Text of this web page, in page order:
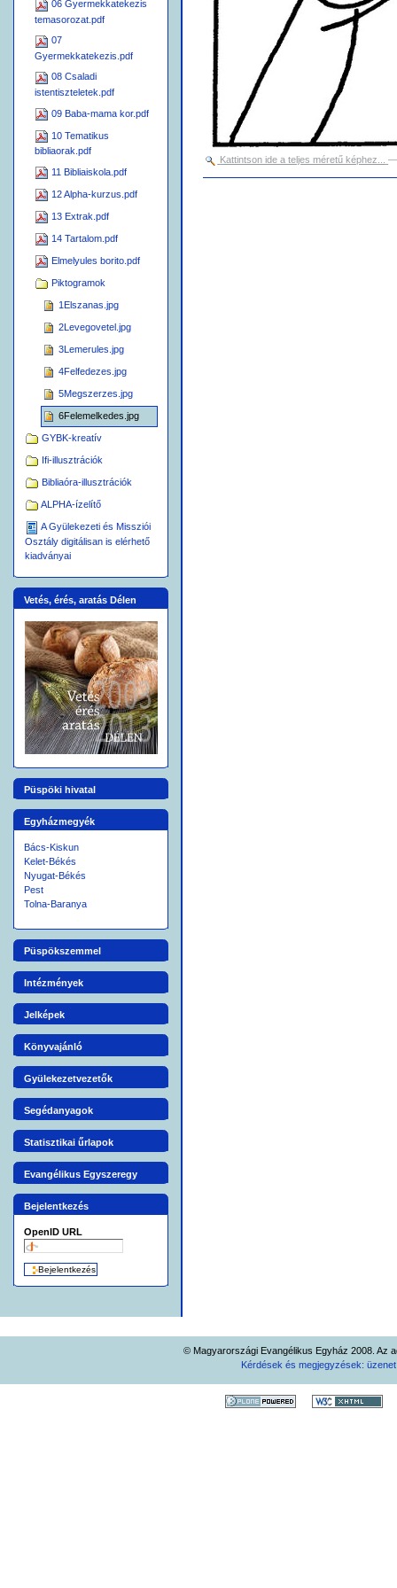
06 Gyermekkatekezis
temasorozat.pdf
07
Gyermekkatekezis.pdf
08 Csaladi
istentiszteletek.pdf
09 Baba-mama kor.pdf
10 Tematikus
bibliaorak.pdf
11 Bibliaiskola.pdf
12 Alpha-kurzus.pdf
13 Extrak.pdf
14 Tartalom.pdf
Elmelyules borito.pdf
Piktogramok
1Elszanas.jpg
2Levegovetel.jpg
3Lemerules.jpg
4Felfedezes.jpg
5Megszerzes.jpg
6Felemelkedes.jpg
GYBK-kreatív
Ifi-illusztrációk
Bibliaóra-illusztrációk
ALPHA-ízelítő
A Gyülekezeti és Missziói
Osztály digitálisan is elérhető
kiadványai
Vetés, érés, aratás Délen
Püspöki hivatal
Egyházmegyék
Bács-Kiskun
Kelet-Békés
Nyugat-Békés
Pest
Tolna-Baranya
Püspökszemmel
Intézmények
Jelképek
Könyvajánló
Gyülekezetvezetők
Segédanyagok
Statisztikai űrlapok
Evangélikus Egyszeregy
Bejelentkezés
OpenID URL
Kattintson ide a teljes méretű képhez...
© Magyarországi Evangélikus Egyház 2008. Az
Kérdések és megjegyzések: